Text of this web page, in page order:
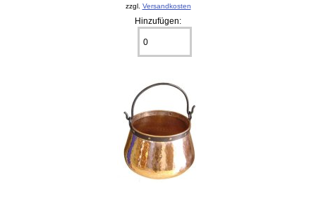
zzgl. Versandkosten
Hinzufügen: